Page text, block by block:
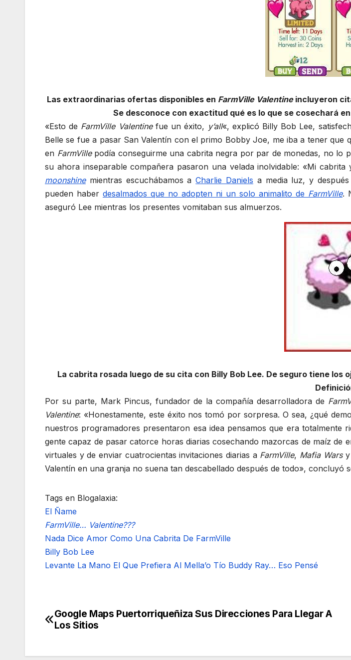
Las extraordinarias ofertas disponibles en FarmVille Valentineincluyeron
Se desconoce con exactitud qué es lo que se cosechará
«Esto de FarmVille Valentinefue un éxito, y’all«, explicó Billy Bob Lee,
Belle se fue a pasar San Valentín con el primo Bobby Joe, me iba a tener
en FarmVillepodía conseguirme una cabrita negra por par de monedas, no lo
su ahora inseparable compañera pasaron una velada inolvidable: «Mi
moonshinemientras escuchábamos aCharlie Daniels a media luz, y después
pueden haber desalmados que no adopten ni un solo animalito de FarmVille.
aseguró Lee mientras los presentes vomitaban sus almuerzos.
La cabrita rosada luego de su cita con Billy Bob Lee. De seguro tiene los
Por su parte, Mark Pincus, fundador de la compañía desarrolladora de
Valentine: «Honestamente, este éxito nos tomó por sorpresa. O sea, ¿qué
nuestros programadores presentaron esa idea pensamos que era
gente capaz de pasar catorce horas diarias cosechando mazorcas de maíz de
virtuales y de enviar cuatrocientas invitaciones diarias a FarmVille, Mafia Warsy
Valentín en una granja no suena tan descabellado después de todo», concluyó
Tags en Blogalaxia:
El Ñame
FarmVille… Valentine???
Nada Dice Amor Como Una Cabrita De FarmVille
Billy Bob Lee
Levante La Mano El Que Prefiera Al Mella’o Tío Buddy Ray… Eso Pensé
Navegación
Google Maps Puertorriqueñiza Sus Direcciones Para Llegar A
Los Sitios